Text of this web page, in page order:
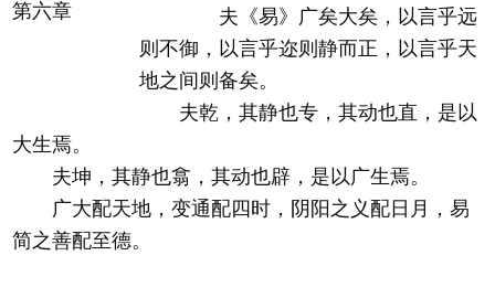
夫《易》广矣大矣，以言乎远
则不御，以言乎迩则静而正，以言乎天
地之间则备矣。
夫乾，其静也专，其动也直，是以
大生焉。
夫坤，其静也翕，其动也辟，是以广生焉。
广大配天地，变通配四时，阴阳之义配日月，易
简之善配至德。